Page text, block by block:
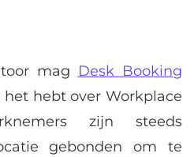
mag Desk Booking
hebt over Workplace
zijn steeds
gebonden om te